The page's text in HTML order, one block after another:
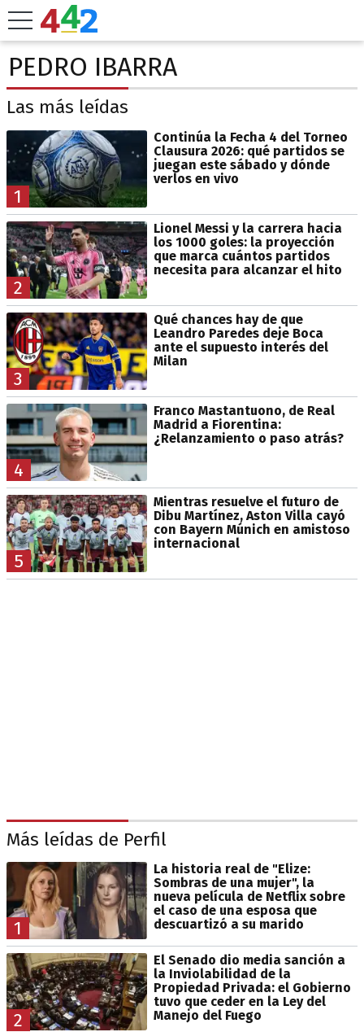
PEDRO IBARRA
Las más leídas
1
Continúa la Fecha 4 del Torneo
Clausura 2026: qué partidos se
juegan este sábado y dónde
verlos en vivo
2
Lionel Messi y la carrera hacia
los 1000 goles: la proyección
que marca cuántos partidos
necesita para alcanzar el hito
3
Qué chances hay de que
Leandro Paredes deje Boca
ante el supuesto interés del
Milan
4
Franco Mastantuono, de Real
Madrid a Fiorentina:
¿Relanzamiento o paso atrás?
5
Mientras resuelve el futuro de
Dibu Martínez, Aston Villa cayó
con Bayern Múnich en amistoso
internacional
Más leídas de Perfil
1
La historia real de "Elize:
Sombras de una mujer", la
nueva película de Netflix sobre
el caso de una esposa que
descuartizó a su marido
2
El Senado dio media sanción a
la Inviolabilidad de la
Propiedad Privada: el Gobierno
tuvo que ceder en la Ley del
Manejo del Fuego